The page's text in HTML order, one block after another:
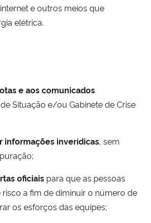
e outros meios que
elétrica.
e aos comunicados
Situação e/ou Gabinete de Crise
informações inverídicas, sem
oficiais para que as pessoas
risco a fim de diminuir o número de
os esforços das equipes;